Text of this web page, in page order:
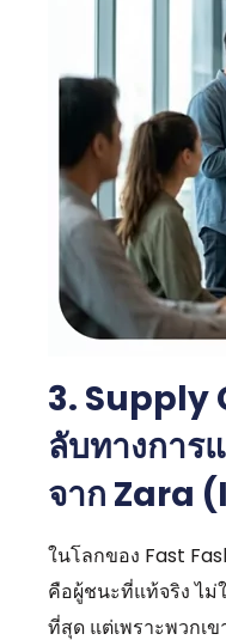
3. Supply
ลับทางการ
จาก Zara
ในโลกของ Fast
คือผู้ชนะที่แท้จริง ไม่
ที่สุด แต่เพราะพวกเข